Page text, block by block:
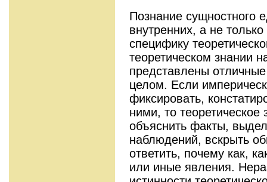
Познание сущностного
внутренних, а не
специфику
теоретическом знании
представлены
целом. Если
фиксировать,
ними, то теоретическое
объяснить факты,
наблюдений, вскрыть
ответить, почему как,
или иные явления.